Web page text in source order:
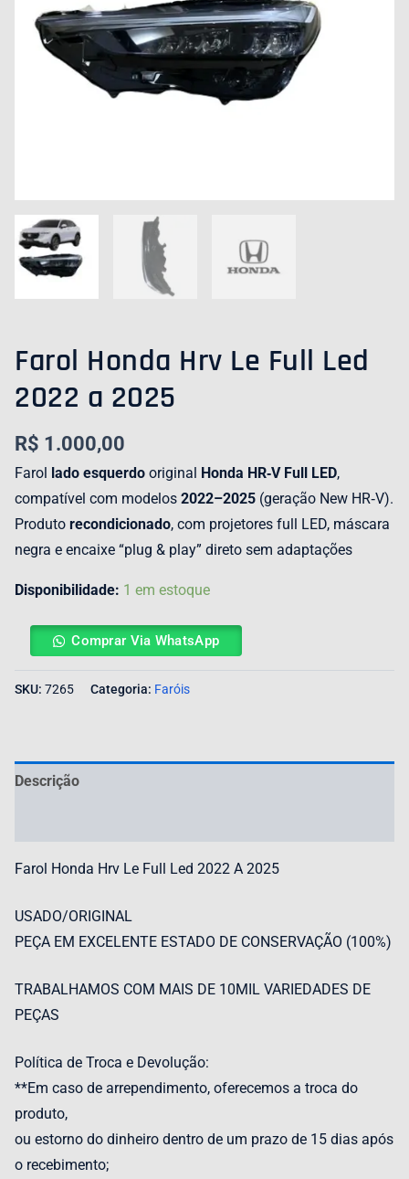
Farol Honda Hrv Le Full Led
2022 a 2025
R$ 1.000,00
Farol lado esquerdo original Honda HR‑V Full LED,
compatível com modelos 2022–2025 (geração New HR‑V).
Produto recondicionado, com projetores full LED, máscara
negra e encaixe “plug & play” direto sem adaptações
Disponibilidade: 1 em estoque
QUANTIDADE
Comprar Via WhatsApp
SKU: 7265 Categoria: Faróis
Descrição
Farol Honda Hrv Le Full Led 2022 A 2025
USADO/ORIGINAL
PEÇA EM EXCELENTE ESTADO DE CONSERVAÇÃO (100%)
TRABALHAMOS COM MAIS DE 10MIL VARIEDADES DE
PEÇAS
Política de Troca e Devolução:
**Em caso de arrependimento, oferecemos a troca do
produto,
ou estorno do dinheiro dentro de um prazo de 15 dias após
o recebimento;